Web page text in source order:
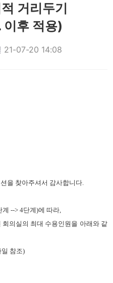
거리두기
이후 적용)
21-07-20 14:08
을 찾아주셔서 감사합니다.
계 --> 4단계)에 따라,
의실의 최대 수용인원을 아래와 같
참조)